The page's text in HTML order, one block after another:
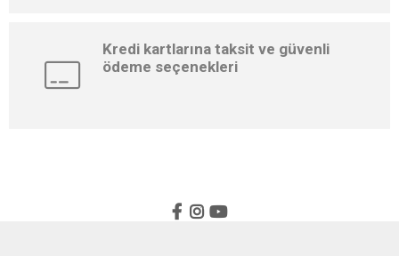
Kredi kartlarına taksit ve güvenli
ödeme seçenekleri